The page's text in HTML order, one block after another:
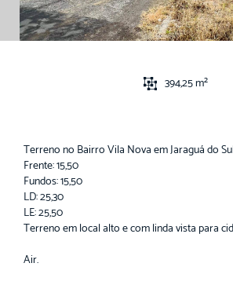
394,25 m²
Terreno no Bairro Vila Nova em Jaraguá do
Frente: 15,50
Fundos: 15,50
LD: 25,30
LE: 25,50
Terreno em local alto e com linda vista para
Air.